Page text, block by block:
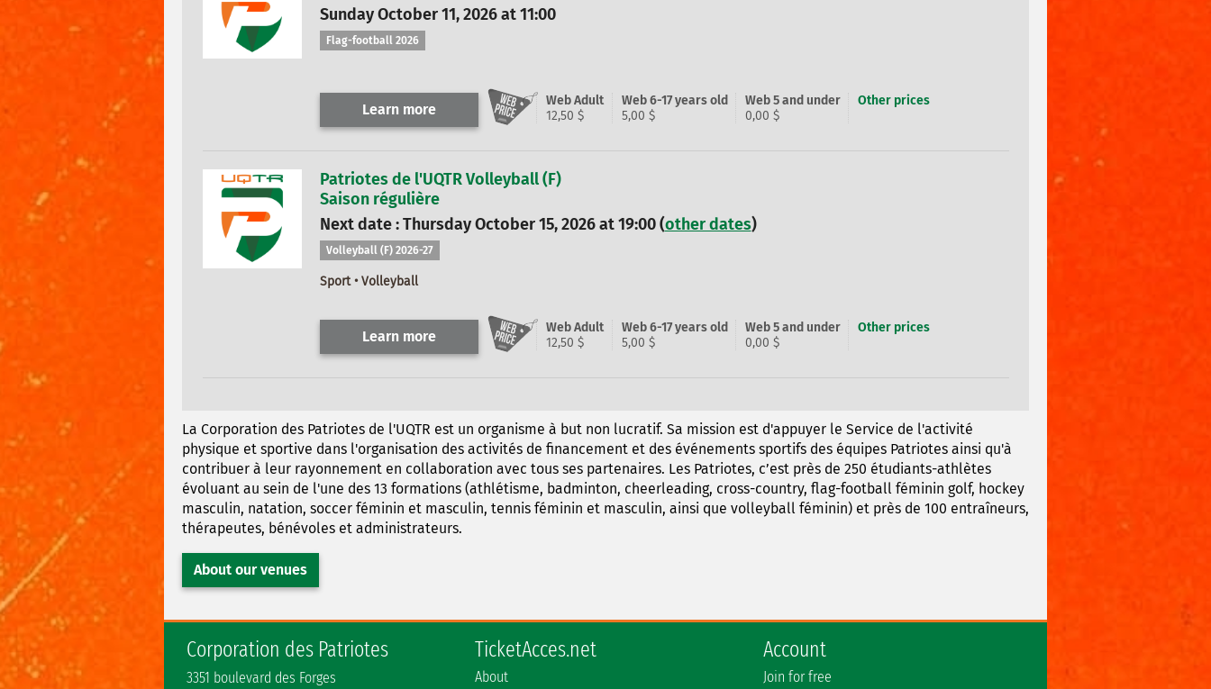
Sunday October 11, 2026 at 11:00
Flag-football 2026
Learn more
Web Adult
12,50 $
Web 6-17 years old
5,00 $
Web 5 and under
0,00 $
Other prices
Patriotes de l'UQTR Volleyball (F)
Saison régulière
Next date : Thursday October 15, 2026 at 19:00 (other dates)
Volleyball (F) 2026-27
Sport • Volleyball
Learn more
Web Adult
12,50 $
Web 6-17 years old
5,00 $
Web 5 and under
0,00 $
Other prices
La Corporation des Patriotes de l'UQTR est un organisme à but non lucratif. Sa mission est d'appuyer le Service de l'activité
physique et sportive dans l'organisation des activités de financement et des événements sportifs des équipes Patriotes ainsi qu'à
contribuer à leur rayonnement en collaboration avec tous ses partenaires. Les Patriotes, c’est près de 250 étudiants-athlètes
évoluant au sein de l'une des 13 formations (athlétisme, badminton, cheerleading, cross-country, flag-football féminin golf, hockey
masculin, natation, soccer féminin et masculin, tennis féminin et masculin, ainsi que volleyball féminin) et près de 100 entraîneurs,
thérapeutes, bénévoles et administrateurs.
About our venues
Corporation des Patriotes
3351 boulevard des Forges
TicketAcces.net
About
Account
Join for free